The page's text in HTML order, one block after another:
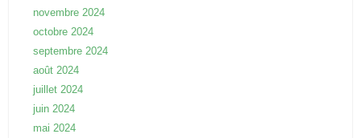
novembre 2024
octobre 2024
septembre 2024
août 2024
juillet 2024
juin 2024
mai 2024